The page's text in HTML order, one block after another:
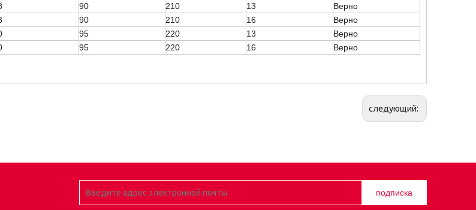
90 210 13
Верно
90 210 16
Верно
95 220 13
Верно
95 220 16 Верно
следующий:
подписка